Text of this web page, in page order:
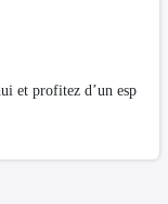
et profitez d’un esp